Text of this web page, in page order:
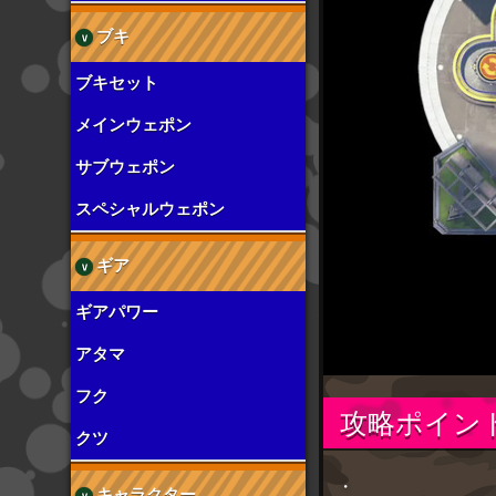
攻略ポイン
・
ブキ
ブキセット
メインウェポン
サブウェポン
スペシャルウェポン
ギア
ギアパワー
アタマ
フク
クツ